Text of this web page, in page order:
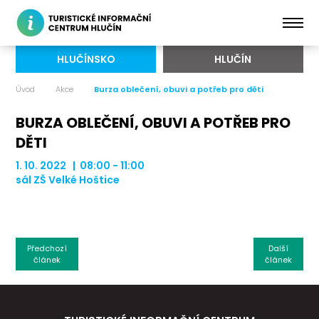
HLUČÍNSKO HLUČÍN
Úvod Akce Burza oblečení, obuvi a potřeb pro děti
BURZA OBLEČENÍ, OBUVI A POTŘEB PRO
DĚTI
1. 10. 2022 | 08:00 - 11:00
sál ZŠ Velké Hoštice
Další
článek
Předchozí
článek